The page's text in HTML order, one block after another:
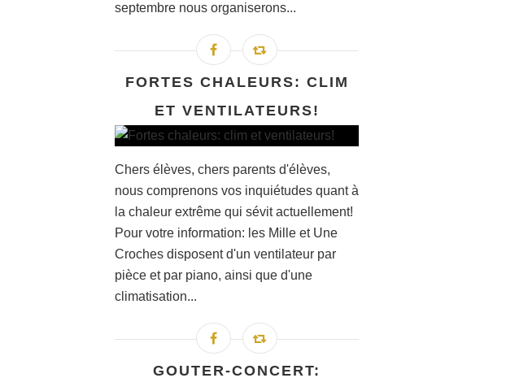
septembre nous organiserons...
FORTES CHALEURS: CLIM
ET VENTILATEURS!
Chers élèves, chers parents d'élèves,
nous comprenons vos inquiétudes quant à
la chaleur extrême qui sévit actuellement!
Pour votre information: les Mille et Une
Croches disposent d'un ventilateur par
pièce et par piano, ainsi que d'une
climatisation...
GOUTER-CONCERT: